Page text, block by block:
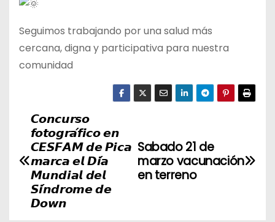
Seguimos trabajando por una salud más
cercana, digna y participativa para nuestra
comunidad
N
a
Sabado 21 de
marzo vacunación
en terreno
𝘾𝙤𝙣𝙘𝙪𝙧𝙨𝙤
𝙛𝙤𝙩𝙤𝙜𝙧𝙖́𝙛𝙞𝙘𝙤 𝙚𝙣
𝘾𝙀𝙎𝙁𝘼𝙈 𝙙𝙚 𝙋𝙞𝙘𝙖
𝙢𝙖𝙧𝙘𝙖 𝙚𝙡 𝘿𝙞́𝙖
𝙈𝙪𝙣𝙙𝙞𝙖𝙡 𝙙𝙚𝙡
𝙎𝙞́𝙣𝙙𝙧𝙤𝙢𝙚 𝙙𝙚
𝘿𝙤𝙬𝙣